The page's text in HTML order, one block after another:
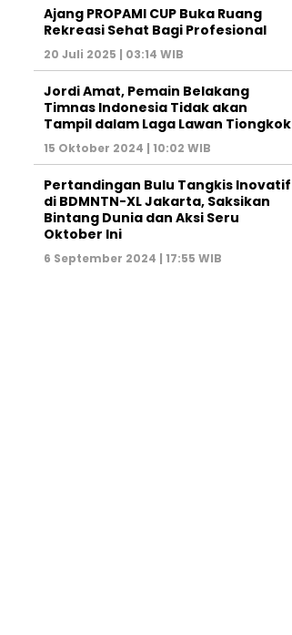
Ajang PROPAMI CUP Buka Ruang
Rekreasi Sehat Bagi Profesional
20 Juli 2025 | 03:14 WIB
Jordi Amat, Pemain Belakang
Timnas Indonesia Tidak akan
Tampil dalam Laga Lawan Tiongkok
15 Oktober 2024 | 10:02 WIB
Pertandingan Bulu Tangkis Inovatif
di BDMNTN-XL Jakarta, Saksikan
Bintang Dunia dan Aksi Seru
Oktober Ini
6 September 2024 | 17:55 WIB